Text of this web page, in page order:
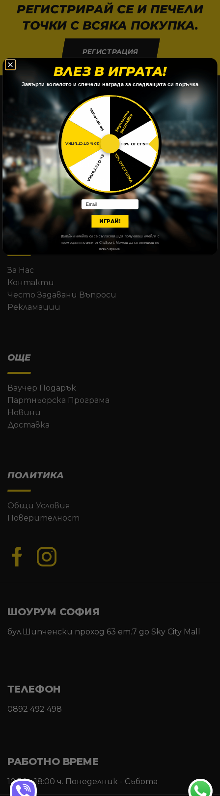
РЕГИСТРИРАЙ СЕ И ПЕЧЕЛИ
ТОЧКИ С ВСЯКА ПОКУПКА.
РЕГИСТРАЦИЯ
Първия български магазин за оригинална
екипировка и фен артикули на най-
известните футболни отбори.
ЗА КЛИЕНТИ
За Нас
Контакти
Често Задавани Въпроси
Рекламации
ОЩЕ
Ваучер Подарък
Партньорска Програма
Новини
Доставка
ПОЛИТИКА
Общи Условия
Поверителност
ШОУРУМ СОФИЯ
бул.Шипченски проход 63 ет.7 до Sky City Mall
ТЕЛЕФОН
0892 492 498
РАБОТНО ВРЕМЕ
10:30 - 18:00 ч. Понеделник - Събота
ВЛЕЗ В ИГРАТА!
​Завърти колелото и спечели награда за следващата си поръчка
Б
е
з
п
л
а
т
н
а
д
о
с
т
а
в
к
а
10% ОТСТЪПКА
15% ОТСТЪПКА
5% ОТСТЪПКА
20% ОТСТЪПКА
Не печелиш
Email
ИГРАЙ!
Давайки имейла си се съгласяваш да получаваш имейли с
промоции и новини от CitySport. Можеш да се отпишеш по
всяко време.